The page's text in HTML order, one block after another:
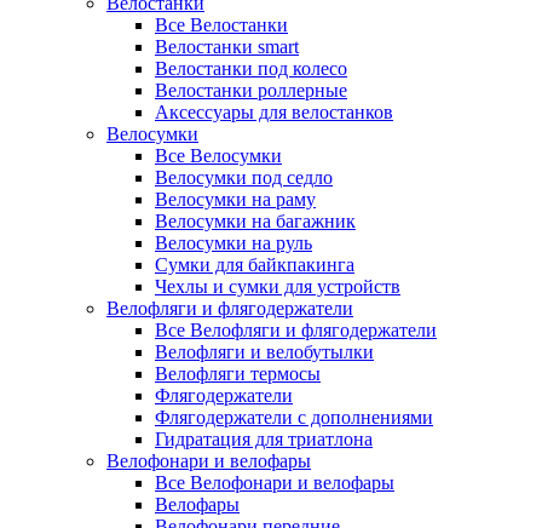
Все Велостанки
Велостанки smart
Велостанки под колесо
Велостанки роллерные
Аксессуары для велостанков
Велосумки
Все Велосумки
Велосумки под седло
Велосумки на раму
Велосумки на багажник
Велосумки на руль
Сумки для байкпакинга
Чехлы и сумки для устройств
Велофляги и флягодержатели
Все Велофляги и флягодержатели
Велофляги и велобутылки
Велофляги термосы
Флягодержатели
Флягодержатели с дополнениями
Гидратация для триатлона
Велофонари и велофары
Все Велофонари и велофары
Велофары